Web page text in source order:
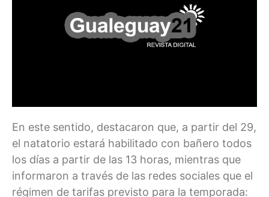
En este sentido, destacaron que, a partir del 29,
el natatorio estará habilitado con bañero todos
los días a partir de las 13 horas, mientras que
informaron a través de las redes sociales que el
régimen de tarifas previsto para la temporada: